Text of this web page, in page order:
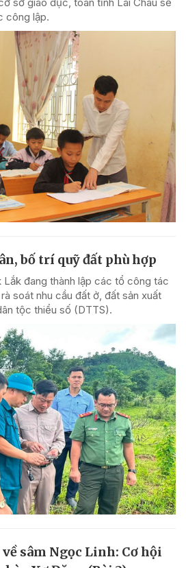
công lập.
bố trí quỹ đất phù hợp
Lắk đang thành lập các tổ công tác
soát nhu cầu đất ở, đất sản xuất
tộc thiểu số (DTTS).
sâm Ngọc Linh: Cơ hội